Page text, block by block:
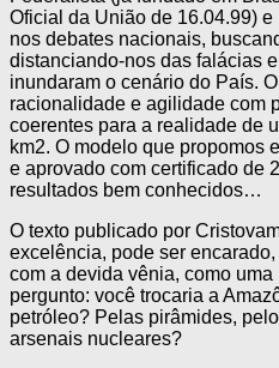
Oficial da União de 16.04.99)
nos debates nacionais,
distanciando-nos das falácias
inundaram o cenário do País.
racionalidade e agilidade com
coerentes para a realidade de
km2. O modelo que propomos
e aprovado com certificado de
resultados bem conhecidos…
O texto publicado por
excelência, pode ser
com a devida vênia, como
pergunto: você trocaria a
petróleo? Pelas pirâmides,
arsenais nucleares?